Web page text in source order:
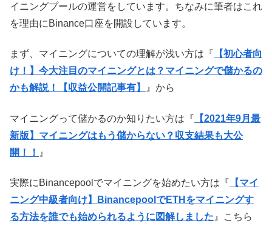
イニングプールの運営をしています。ちなみに筆者はこれ
を理由にBinance口座を開設しています。
まず、マイニングについての理解が浅い方は『 【初心者向
け！】今大注目のマイニングとは？マイニングで儲かるの
かも解説！【収益公開記事有】
』から
マイニングって儲かるのか知りたい方は『 【2021年9月最
新版】マイニングはもう儲からない？収支結果も大公
開！！ 』
実際にBinancepoolでマイニングを始めたい方は『 【マイ
ニング中級者向け】BinancepoolでETHをマイニングす
る方法を誰でも始められるように図解しました 』こちら